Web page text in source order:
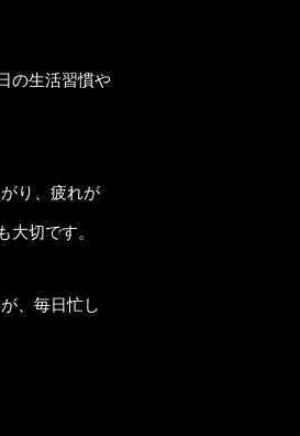
の生活習慣や
り、疲れが
切です。
、毎日忙し